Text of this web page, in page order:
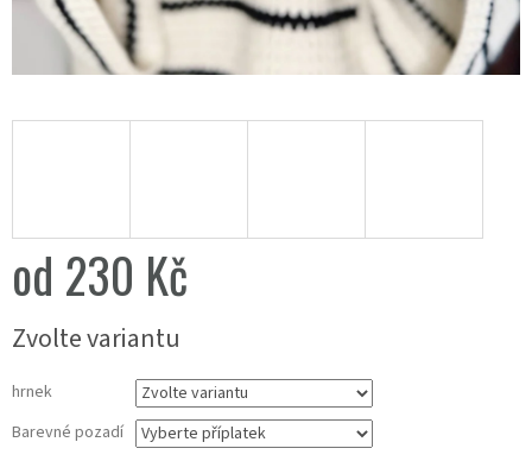
od 230 Kč
cena:
Zvolte variantu
hrnek
Barevné pozadí